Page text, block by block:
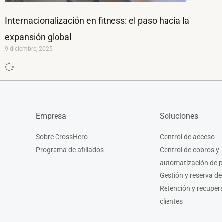
Internacionalización en fitness: el paso hacia la
expansión global
9 diciembre, 2025
Empresa
Sobre CrossHero
Programa de afiliados
Soluciones
Control de acceso
Control de cobros y
automatización de
Gestión y reserva
Retención y
clientes